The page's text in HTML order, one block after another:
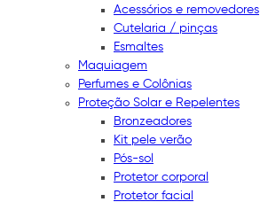
Acessórios e removedores
Cutelaria / pinças
Esmaltes
Maquiagem
Perfumes e Colônias
Proteção Solar e Repelentes
Bronzeadores
Kit pele verão
Pós-sol
Protetor corporal
Protetor facial